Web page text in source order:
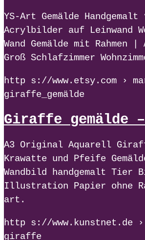
YS-Art Gemälde
Acrylbilder auf Leinwand
Wand Gemälde mit Rahmen
Groß Schlafzimmer
http s://www.etsy.com ›
giraffe_gemälde
Giraffe gemälde
A3 Original Aquarell
Krawatte und Pfeife
Wandbild handgemalt Tier
Illustration Papier ohne
art.
http s://www.kunstnet.de
giraffe